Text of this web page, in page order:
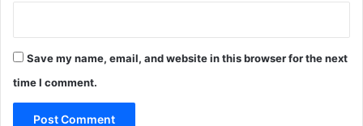
Save my name, email, and website in this browser for the next
time I comment.